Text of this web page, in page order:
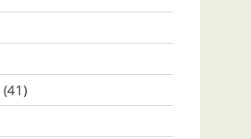
(41)